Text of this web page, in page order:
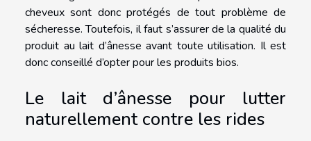
cheveux sont donc protégés de tout problème de
sécheresse. Toutefois, il faut s’assurer de la qualité du
produit au lait d’ânesse avant toute utilisation. Il est
donc conseillé d’opter pour les produits bios.
Le lait d’ânesse pour lutter
naturellement contre les rides